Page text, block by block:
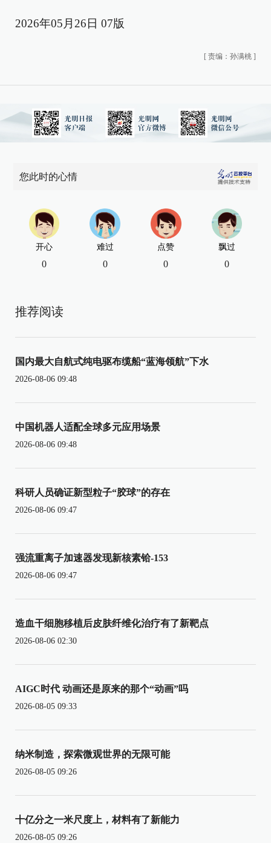
2026年05月26日 07版
[ 责编：孙满桃 ]
您此时的心情
开心
0
难过
0
点赞
0
飘过
0
推荐阅读
国内最大自航式纯电驱布缆船“蓝海领航”下水
2026-08-06 09:48
中国机器人适配全球多元应用场景
2026-08-06 09:48
科研人员确证新型粒子“胶球”的存在
2026-08-06 09:47
强流重离子加速器发现新核素铪-153
2026-08-06 09:47
造血干细胞移植后皮肤纤维化治疗有了新靶点
2026-08-06 02:30
AIGC时代 动画还是原来的那个“动画”吗
2026-08-05 09:33
纳米制造，探索微观世界的无限可能
2026-08-05 09:26
十亿分之一米尺度上，材料有了新能力
2026-08-05 09:26